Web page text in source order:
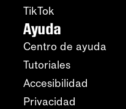
TikTok
Ayuda
Centro de ayuda
Tutoriales
Accesibilidad
Privacidad